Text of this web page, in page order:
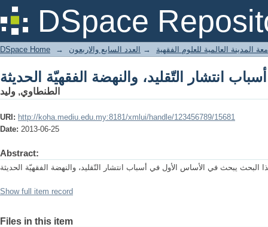
DSpace
أسباب انتشار التّقليد، والنهضة الفقهيّة الحديثة
DSpace Home → المدينة العالمية للعلوم الفقهية → العدد السابع والاربعون
أسباب انتشار التّقليد، والنهضة الفقهيّة الحديثة
الطنطاوي, وليد
URI: http://koha.mediu.edu.my:8181/xmlui/handle/123456789/15681
Date: 2013-06-25
Abstract:
Show full item record
Files in this item